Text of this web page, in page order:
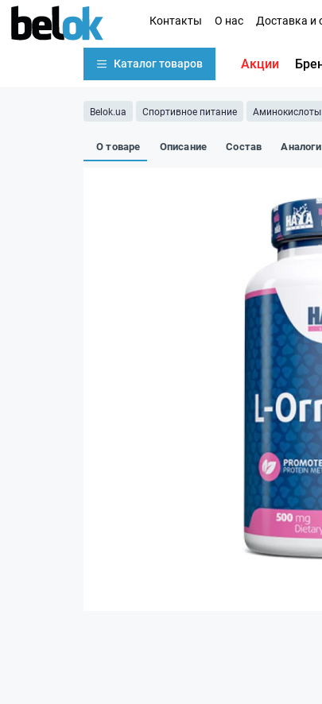
Контакты О нас Доставка и
Каталог товаров Акции
Belok.ua Спортивное питание Аминокислоты
О товаре Описание Состав Аналоги